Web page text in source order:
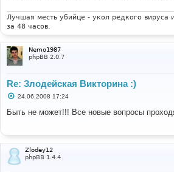
Лучшая месть убийце - укол редкого вируса
за 48 часов.
Nemo1987
phpBB 2.0.7
Re: Злодейская Викторина :)
С
о
б
е
24.06.2008 17:24
Быть не может!!! Все новые вопросы
Zlodey12
phpBB 1.4.4